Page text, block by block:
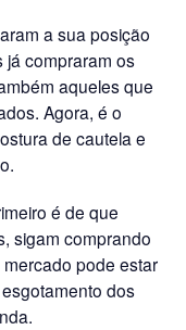
a sua posição
já compraram os
aqueles que
Agora, é o
de cautela e
é de que
sigam comprando
pode estar
dos